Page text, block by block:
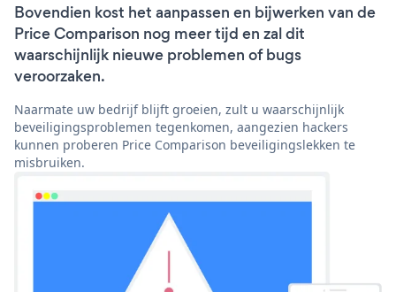
Bovendien kost het aanpassen en bijwerken van de
Price Comparison nog meer tijd en zal dit
waarschijnlijk nieuwe problemen of bugs
veroorzaken.
Naarmate uw bedrijf blijft groeien, zult u waarschijnlijk
beveiligingsproblemen tegenkomen, aangezien hackers
kunnen proberen Price Comparison beveiligingslekken te
misbruiken.